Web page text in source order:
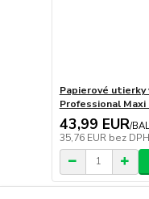
Papierové
Professional Maxi
43,99 EUR/
35,76 EUR bez DPH